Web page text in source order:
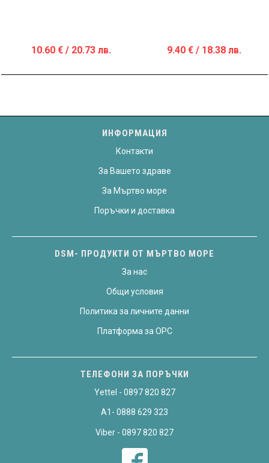
10.60€ / 20.73 лв. 9.40€ / 18.38 лв.
ИНФОРМАЦИЯ
Контакти
За Вашето здраве
За Мъртво море
Поръчки и доставка
DSM- ПРОДУКТИ ОТ МЪРТВО МОРЕ
За нас
Общи условия
Политика за личните данни
Платформа за OPC
ТЕЛЕФОНИ ЗА ПОРЪЧКИ
Yettel - 0897 820 827
A1- 0888 629 323
Viber - 0897 820 827